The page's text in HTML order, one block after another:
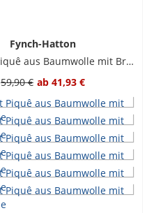
Fynch-Hatton
Poloshirt Piquê aus Baumwolle mit Brusttasche
59,90 € ab 41,93 €